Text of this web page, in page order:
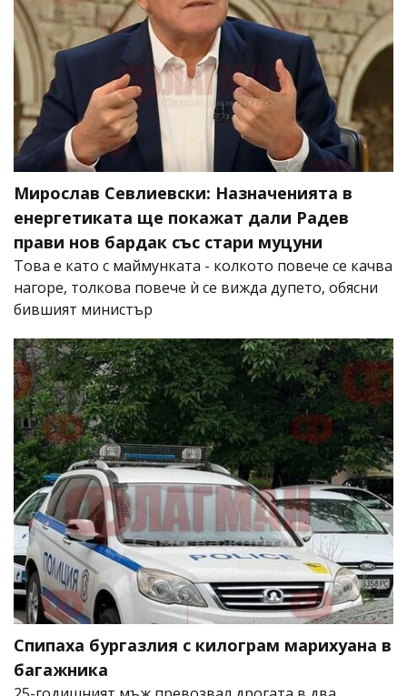
Мирослав Севлиевски: Назначенията в
енергетиката ще покажат дали Радев
прави нов бардак със стари муцуни
Това е като с маймунката - колкото повече се качва
нагоре, толкова повече ѝ се вижда дупето, обясни
бившият министър
Спипаха бургазлия с килограм марихуана в
багажника